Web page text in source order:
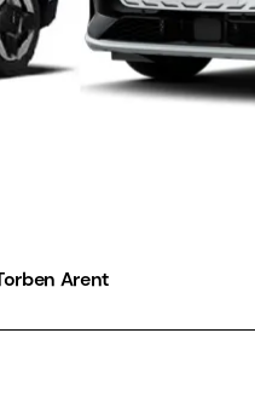
Arent